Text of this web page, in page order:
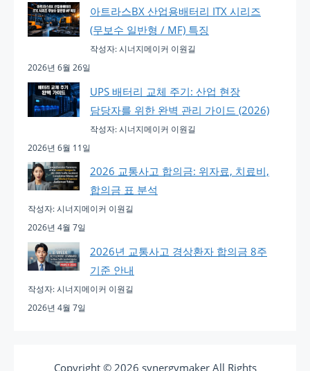
아트라스BX 산업용배터리 ITX 시리즈
(무보수 일반형 / MF) 특징
작성자: 시너지메이커 이원길
2026년 6월 26일
UPS 배터리 교체 주기: 산업 현장
담당자를 위한 완벽 관리 가이드 (2026)
작성자: 시너지메이커 이원길
2026년 6월 11일
2026 교통사고 합의금: 위자료, 치료비,
합의금 표 분석
작성자: 시너지메이커 이원길
2026년 4월 7일
2026년 교통사고 경상환자 합의금 8주
기준 안내
작성자: 시너지메이커 이원길
2026년 4월 7일
Copyright © 2026 synergymaker All Rights